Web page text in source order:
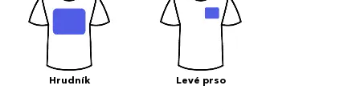
Hrudník Levé prso